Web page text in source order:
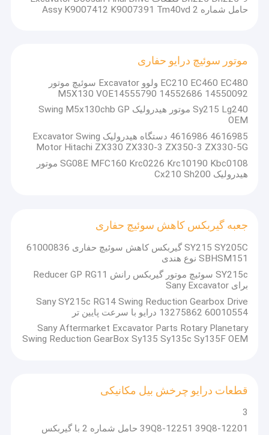
حامل شماره 2 Assy K9007412 K9007391 Tm40vd
موتور سوئیچ درایو حفاری
EC210 EC460 EC480 ولوو Excavator سوئیچ موتور
M5X130 VOE14555790 14552686 14550092
Sy215 Lg240 موتور هیدرولیک Swing M5x130chb GP
OEM
4616985 4616986 دستگاه هیدرولیک Excavator Swing
Motor Hitachi ZX330 ZX330-3 ZX350-3 ZX330-5G
SG08E MFC160 Krc0226 Krc10190 Kbc0108 موتور
هیدرولیک Cx210 Sh200
جعبه گیربکس کاهش سوئیچ حفاری
SY215 SY205C گیربکس کاهش سوئیچ حفاری 61000836
SBHSM151 نوع هندی
SY215c سوئیچ موتور گیربکس رانش Reducer GP RG11
برای Sany Excavator
Sany SY215c RG14 Swing Reduction Gearbox Drive
13275862 60010554 درایو با سرعت پایین تر
Sany Aftermarket Excavator Parts Rotary Planetary
Swing Reduction GearBox Sy135 Sy135c Sy135F OEM
قطعات درایو چرخش بیل مکانیکی
3
39Q8-12251 39Q8-12201 حامل شماره 2 با گیربکس